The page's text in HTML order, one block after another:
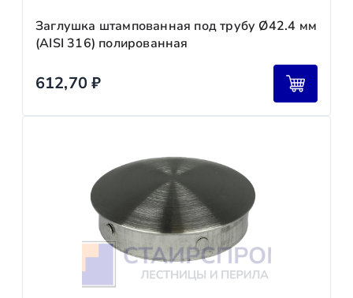
Заглушка штампованная под трубу Ø42.4 мм
(AISI 316) полированная
612,70₽